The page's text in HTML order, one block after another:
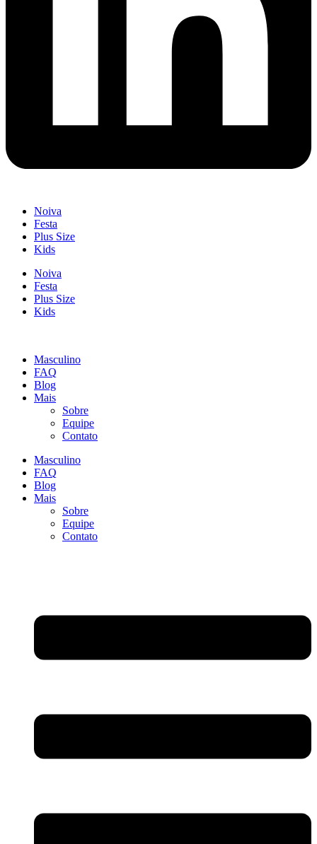
Noiva
Festa
Plus Size
Kids
Noiva
Festa
Plus Size
Kids
Masculino
FAQ
Blog
Mais
Sobre
Equipe
Contato
Masculino
FAQ
Blog
Mais
Sobre
Equipe
Contato